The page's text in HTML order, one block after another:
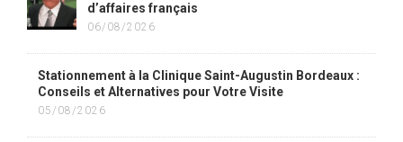
d’affaires français
06/08/2026
Stationnement à la Clinique Saint-Augustin Bordeaux :
Conseils et Alternatives pour Votre Visite
05/08/2026